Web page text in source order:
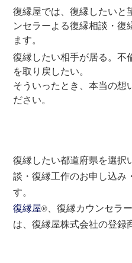
復縁屋では、復縁したいと
ンセラーよる復縁相談・復
ます。
復縁したい相手が居る。不
を取り戻したい。
そういったとき、本当の想
ださい。
復縁したい都道府県を選択
談・復縁工作のお申し込み
す。
復縁屋® 、復縁カウンセラ
は、復縁屋株式会社の登録